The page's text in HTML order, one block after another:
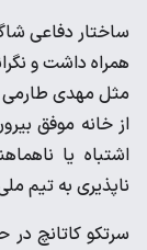
ساختار دفاعی
همراه داشت و
مثل مهدی طارمی
از خانه موفق
اشتباه یا
ناپذیری به تیم
سرتکو کاتانچ در